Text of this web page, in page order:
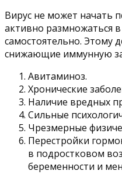
Вирус не может начать
активно размножаться
самостоятельно. Этому
снижающие иммунную
Авитаминоз.
Хронические
Наличие вредных
Сильные
Чрезмерные
Перестройки
в подростковом
беременности и